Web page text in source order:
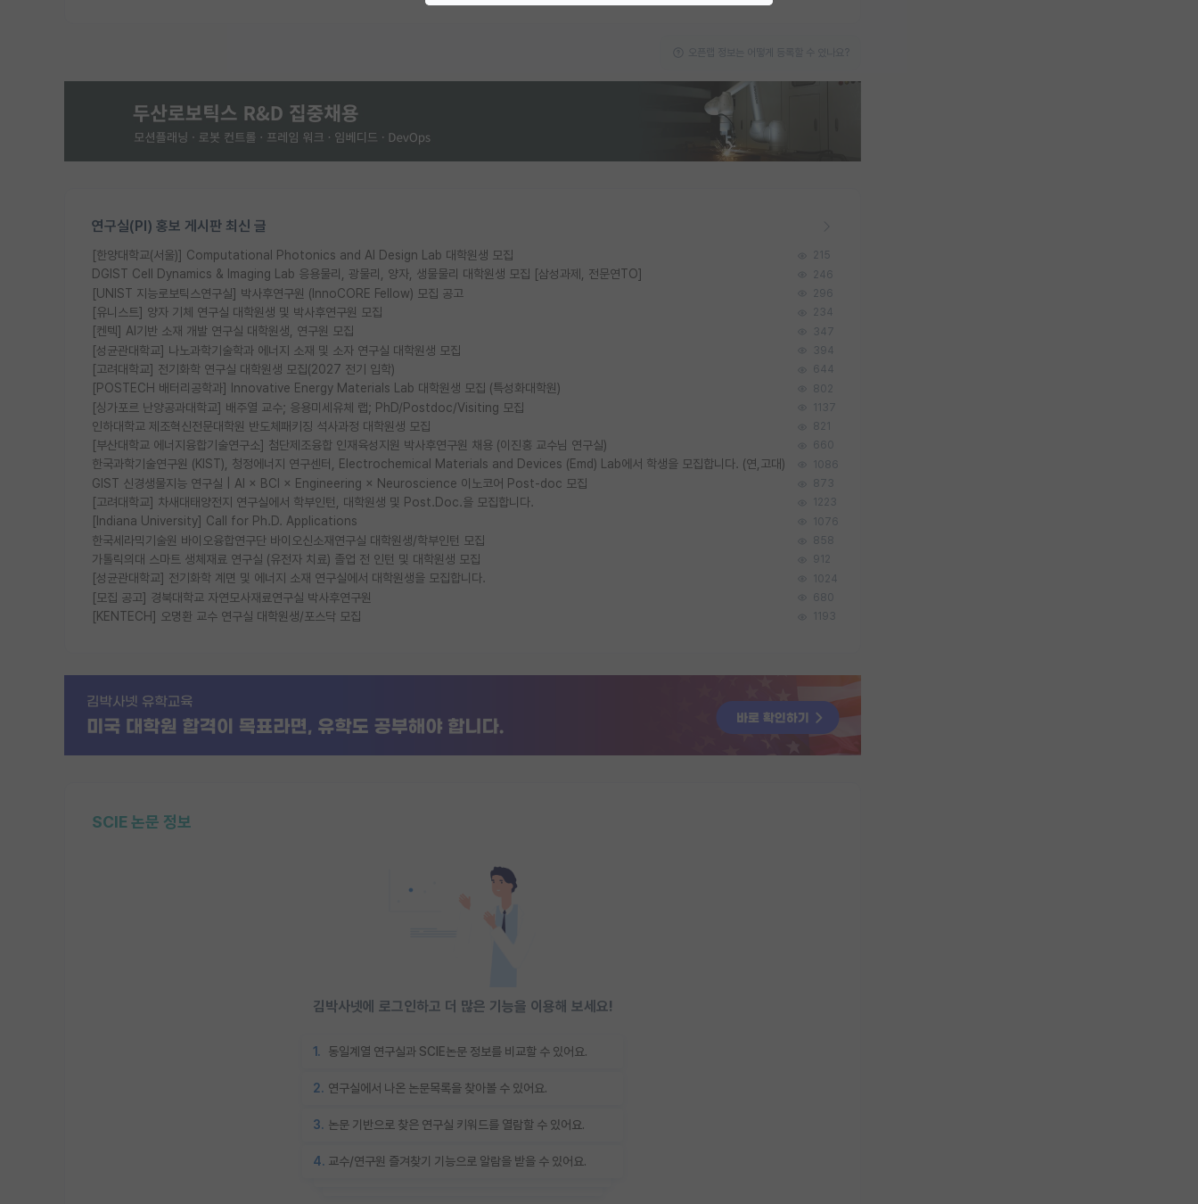
오픈랩 정보는 어떻게 등록할 수 있나요?
연구실(PI) 홍보 게시판 최신 글
[한양대학교(서울)] Computational Photonics and AI Design Lab 대학원생 모집 215
DGIST Cell Dynamics & Imaging Lab 응용물리, 광물리, 양자, 생물물리 대학원생 모집 [삼성과제, 전문연TO] 246
[UNIST 지능로보틱스연구실] 박사후연구원 (InnoCORE Fellow) 모집 공고 296
[유니스트] 양자 기체 연구실 대학원생 및 박사후연구원 모집 234
[켄텍] AI기반 소재 개발 연구실 대학원생, 연구원 모집 347
[성균관대학교] 나노과학기술학과 에너지 소재 및 소자 연구실 대학원생 모집 394
[고려대학교] 전기화학 연구실 대학원생 모집(2027 전기 입학) 644
[POSTECH 배터리공학과] Innovative Energy Materials Lab 대학원생 모집 (특성화대학원) 802
[싱가포르 난양공과대학교] 배주열 교수; 응용미세유체 랩; PhD/Postdoc/Visiting 모집 1137
인하대학교 제조혁신전문대학원 반도체패키징 석사과정 대학원생 모집 821
[부산대학교 에너지융합기술연구소] 첨단제조융합 인재육성지원 박사후연구원 채용 (이진홍 교수님 연구실) 660
한국과학기술연구원 (KIST), 청정에너지 연구센터, Electrochemical Materials and Devices (Emd) Lab에서 학생을 모집합니다. (연,고대) 1086
GIST 신경생물지능 연구실 | AI × BCI × Engineering × Neuroscience 이노코어 Post-doc 모집 873
[고려대학교] 차새대태양전지 연구실에서 학부인턴, 대학원생 및 Post.Doc.을 모집합니다. 1223
[Indiana University] Call for Ph.D. Applications 1076
한국세라믹기술원 바이오융합연구단 바이오신소재연구실 대학원생/학부인턴 모집 858
가톨릭의대 스마트 생체재료 연구실 (유전자 치료) 졸업 전 인턴 및 대학원생 모집 912
[성균관대학교] 전기화학 계면 및 에너지 소재 연구실에서 대학원생을 모집합니다. 1024
[모집 공고] 경북대학교 자연모사재료연구실 박사후연구원 680
[KENTECH] 오명환 교수 연구실 대학원생/포스닥 모집 1193
SCIE 논문 정보
김박사넷에 로그인하고 더 많은 기능을 이용해 보세요!
1. 동일계열 연구실과 SCIE논문 정보를 비교할 수 있어요.
2. 연구실에서 나온 논문목록을 찾아볼 수 있어요.
3. 논문 기반으로 찾은 연구실 키워드를 열람할 수 있어요.
4. 교수/연구원 즐겨찾기 기능으로 알람을 받을 수 있어요.